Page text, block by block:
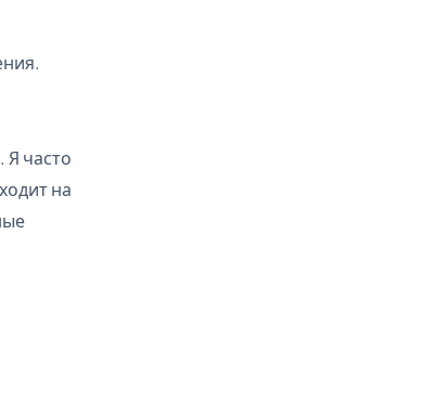
часто
на